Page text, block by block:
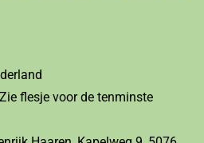
flesje voor de tenminste